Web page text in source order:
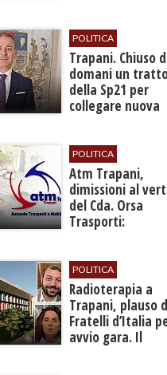
POLITICA
​Trapani. Chiuso
domani un
della Sp21 per
collegare nuova
POLITICA
​Atm Trapani,
dimissioni al
del Cda. Orsa
Trasporti:
POLITICA
Radioterapia a
Trapani, plauso
Fratelli d’Italia
avvio gara. Il